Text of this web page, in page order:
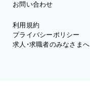
お問い合わせ
利用規約
プライバシーポリシー
求人・求職者のみなさまへ